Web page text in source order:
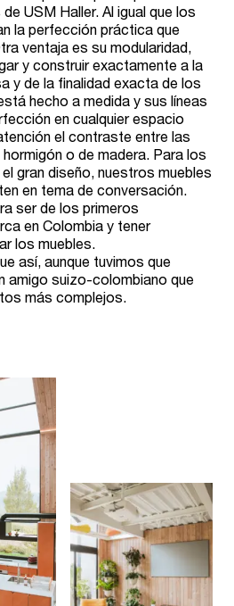
USM Haller. Al igual que los
la perfección práctica que
ventaja es su modularidad,
y construir exactamente a la
y de la finalidad exacta de los
hecho a medida y sus líneas
en cualquier espacio
el contraste entre las
o de madera. Para los
gran diseño, nuestros muebles
en tema de conversación.
ser de los primeros
en Colombia y tener
los muebles.
así, aunque tuvimos que
amigo suizo-colombiano que
más complejos.